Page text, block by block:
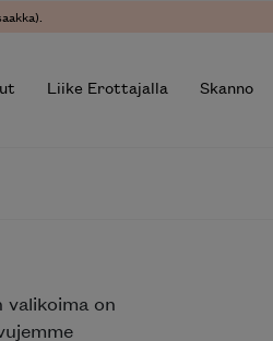
Liike Erottajalla Skanno
on